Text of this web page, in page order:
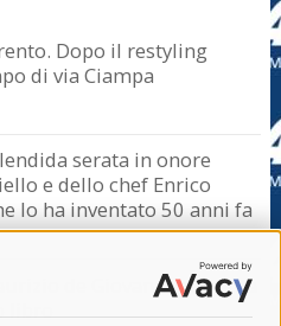
Dopo il restyling
di via Ciampa
serata in onore
e dello chef Enrico
lo ha inventato 50 anni fa
de Giovanni presenta
libro